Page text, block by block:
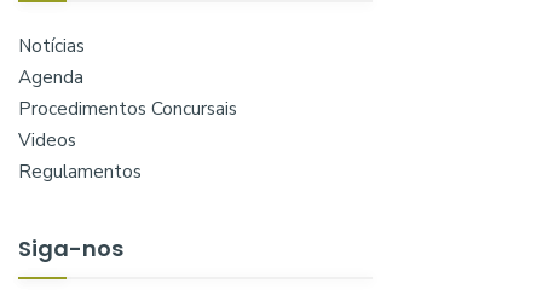
Notícias
Agenda
Procedimentos Concursais
Videos
Regulamentos
Siga-nos